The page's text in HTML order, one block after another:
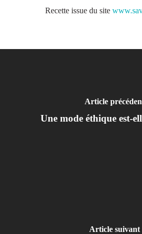
Recette issue du site
Article
Une mode éthique est-
Article suivant